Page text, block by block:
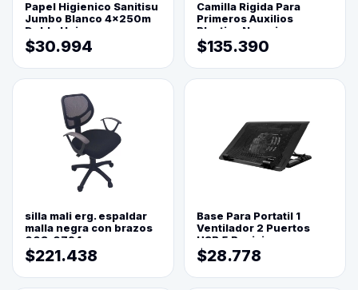
Papel Higienico Sanitisu
Jumbo Blanco 4x250m
Doble Hoja
$30.994
Camilla Rigida Para
Primeros Auxilios
Plastica Naranja
$135.390
silla mali erg. espaldar
malla negra con brazos
003-0794
$221.438
Base Para Portatil 1
Ventilador 2 Puertos
USB 5 Posiciones
$28.778